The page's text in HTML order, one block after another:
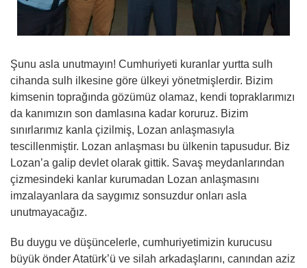
Şunu asla unutmayın! Cumhuriyeti kuranlar yurtta sulh
cihanda sulh ilkesine göre ülkeyi yönetmişlerdir. Bizim
kimsenin toprağında gözümüz olamaz, kendi topraklarımızı
da kanımızın son damlasına kadar koruruz. Bizim
sınırlarımız kanla çizilmiş, Lozan anlaşmasıyla
tescillenmiştir. Lozan anlaşması bu ülkenin tapusudur. Biz
Lozan’a galip devlet olarak gittik. Savaş meydanlarından
çizmesindeki kanlar kurumadan Lozan anlaşmasını
imzalayanlara da saygımız sonsuzdur onları asla
unutmayacağız.
Bu duygu ve düşüncelerle, cumhuriyetimizin kurucusu
büyük önder Atatürk’ü ve silah arkadaşlarını, canından aziz